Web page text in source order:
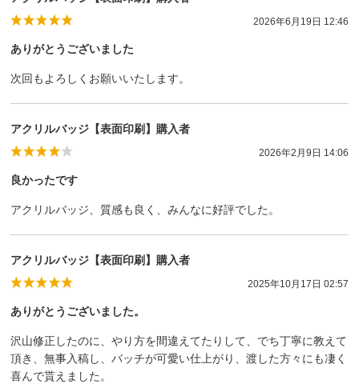
2026年6月19日 12:46
ありがとうございました
次回もよろしくお願いいたします。
アクリルバッジ【表面印刷】購入者
2026年2月9日 14:06
良かったです
アクリルバッジ、質感も良く、みんなに好評でした。
アクリルバッジ【表面印刷】購入者
2025年10月17日 02:57
ありがとうございました。
沢山修正したのに、やり方を間違えてたりして、でち丁寧に教えて
頂き、無事入稿し、バッチが可愛い仕上がり、渡した方々にも凄く
喜んで貰えました。